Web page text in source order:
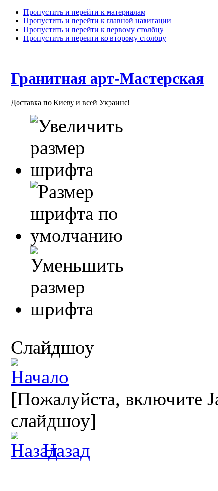
Пропустить и перейти к материалам
Пропустить и перейти к главной навигации
Пропустить и перейти к первому столбцу
Пропустить и перейти ко второму столбцу
Гранитная арт-Мастерская
Доставка по Киеву и всей Украине!
Слайдшоу
[Пожалуйста, включите
слайдшоу]
Назад